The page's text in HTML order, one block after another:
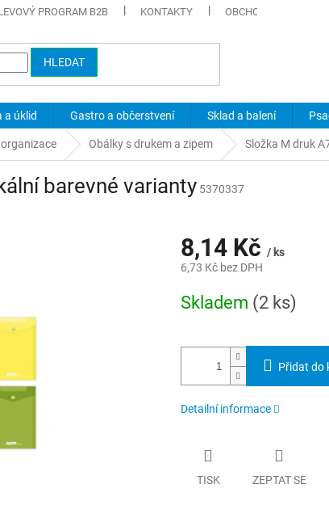
PROGRAM B2B KONTAKTY OBCHODNÍ PODMÍNKY
HLEDAT
a úklid Gastro a občerstvení Sklad a balení
Obálky s drukem a zipem Složka M druk
barevné varianty 5370337
8,14 Kč / ks
6,73 Kč bez DPH
cena:
Skladem (2 ks)
Přidat do
Detailní informace
TISK ZEPTAT SE